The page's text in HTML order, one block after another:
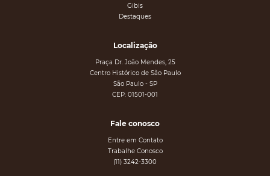
Gibis
Destaques
Localização
Praça Dr. João Mendes, 25
Centro Histórico de São Paulo
São Paulo - SP
CEP: 01501-001
Fale conosco
Entre em Contato
Trabalhe Conosco
(11) 3242-3300